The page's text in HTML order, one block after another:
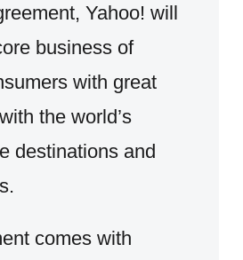
Yahoo! will
business of
with great
the world’s
destinations and
comes with